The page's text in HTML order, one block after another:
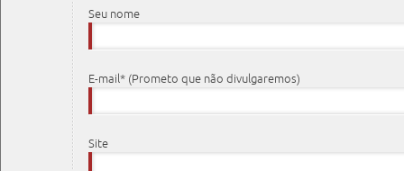
Seu nome
E-mail* (Prometo que não divulgaremos)
Site